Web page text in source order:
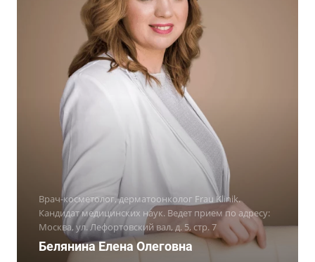
Врач-косметолог, дерматоонколог Frau Klinik.
Кандидат медицинских наук. Ведет прием по адресу:
Москва, ул. Лефортовский вал, д. 5, стр. 7
Белянина Елена Олеговна